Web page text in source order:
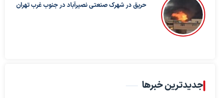
حریق در شهرک صنعتی نصیرآباد در جنوب غرب تهران
جدیدترین خبرها